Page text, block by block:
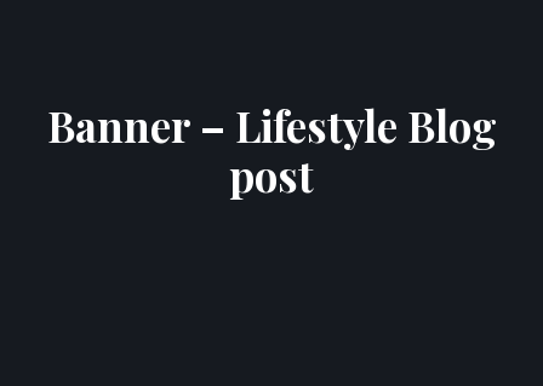
Banner – Lifestyle Blog
post